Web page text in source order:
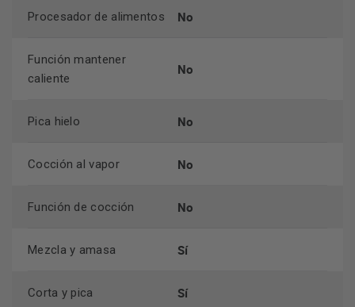
Procesador de alimentos No
Función mantener
caliente
No
Pica hielo No
Cocción al vapor No
Función de cocción No
Mezcla y amasa Sí
Corta y pica Sí